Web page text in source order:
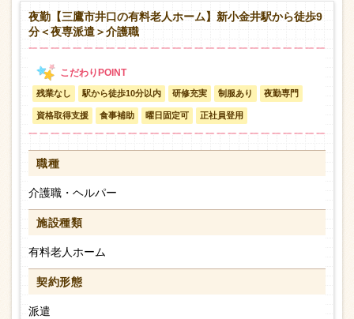
登録から就業まで
お問い合わせ
夜勤【三鷹市井口の有料老人ホーム】新小金井駅から徒歩9
分＜夜専派遣＞介護職
残業なし 駅から徒歩10分以内 研修充実 制服あり 夜勤専門
資格取得支援 食事補助 曜日固定可 正社員登用
職種
介護職・ヘルパー
施設種類
有料老人ホーム
契約形態
派遣